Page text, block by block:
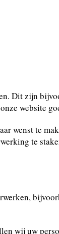
Dit zijn
website
wenst te
te
wij uw